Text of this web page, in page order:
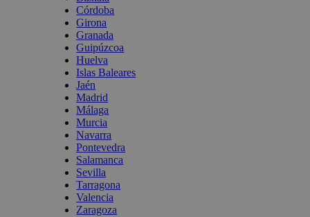
Córdoba
Girona
Granada
Guipúzcoa
Huelva
Islas Baleares
Jaén
Madrid
Málaga
Murcia
Navarra
Pontevedra
Salamanca
Sevilla
Tarragona
Valencia
Zaragoza